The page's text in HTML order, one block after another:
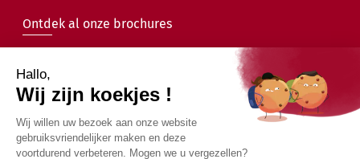
Ontdek al onze brochures
2026 - Gemeente Vianden - Alle rechten voorbehouden